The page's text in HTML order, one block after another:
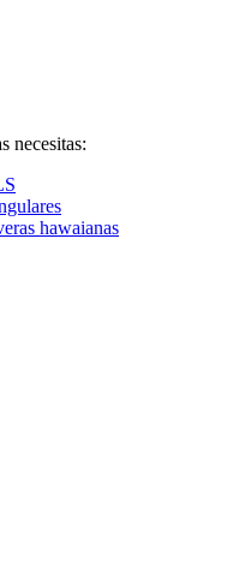
necesitas:
hawaianas